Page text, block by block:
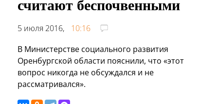
5 июля 2016,
10:16
В Министерстве социального развития
Оренбургской области пояснили, что «этот
вопрос никогда не обсуждался и не
рассматривался».